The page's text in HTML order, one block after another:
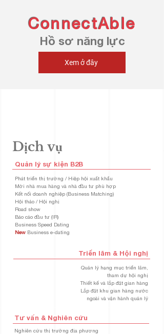
ConnectAble
Hồ sơ năng lực
Xem ở đây
Dịch vụ
Quản lý sự kiện B2B
Phát triển thị trường / Hiệp hội xuất khẩu
Mời nhà mua hàng và nhà đầu tư phù hợp
Kết nối doanh nghiệp (Business Matching)
Hội thảo / Hội nghị
Road show
Báo cáo đầu tư (IR)
Business Speed Dating
New Business e-dating
Triển lãm & Hội nghị
Quản lý hạng mục triển lãm,
tham dự hội nghị
Thiết kế và lắp đặt gian hàng
Lắp đặt khu gian hàng nước
ngoài và vận hành quản lý
Tư vấn & Nghiên cứu
Nghiên cứu thị trường địa phương